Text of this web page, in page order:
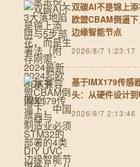
双碳AI不是锦上
欧盟CBAM倒逼
边缘智能节点
2026/8/7 1:23:17
基于IMX179传感
头：从硬件设计
2026/8/7 2:13:46